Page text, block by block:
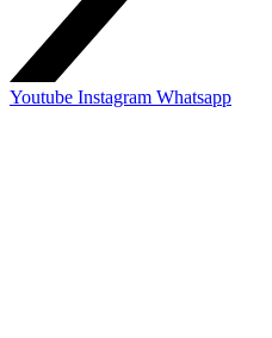
Youtube Instagram Whatsapp